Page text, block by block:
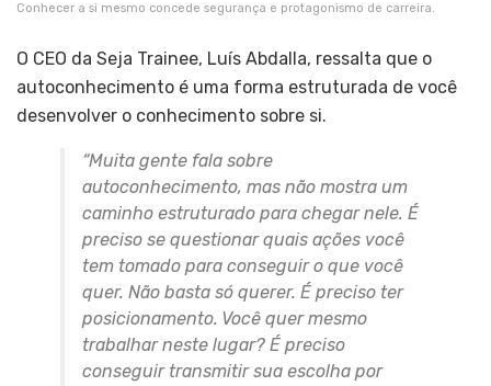
Conhecer a si mesmo concede segurança e protagonismo de carreira.
O CEO da Seja Trainee, Luís Abdalla, ressalta que o
autoconhecimento é uma forma estruturada de você
desenvolver o conhecimento sobre si.
“Muita gente fala sobre
autoconhecimento, mas não mostra um
caminho estruturado para chegar nele. É
preciso se questionar quais ações você
tem tomado para conseguir o que você
quer. Não basta só querer. É preciso ter
posicionamento. Você quer mesmo
trabalhar neste lugar? É preciso
conseguir transmitir sua escolha por